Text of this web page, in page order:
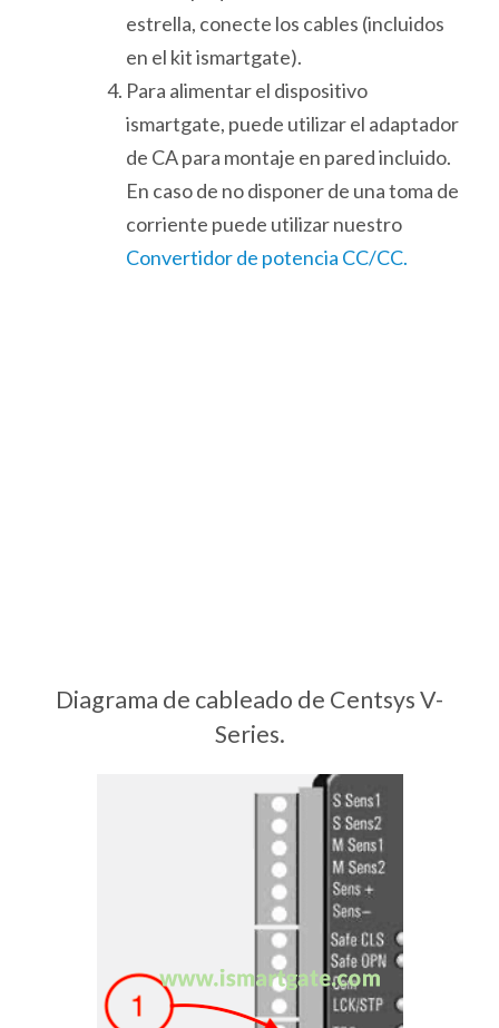
estrella, conecte los cables (incluidos
en el kit ismartgate).
Para alimentar el dispositivo
ismartgate, puede utilizar el adaptador
de CA para montaje en pared incluido.
En caso de no disponer de una toma de
corriente puede utilizar nuestro
Convertidor de potencia CC/CC.
Diagrama de cableado de Centsys V-
Series.